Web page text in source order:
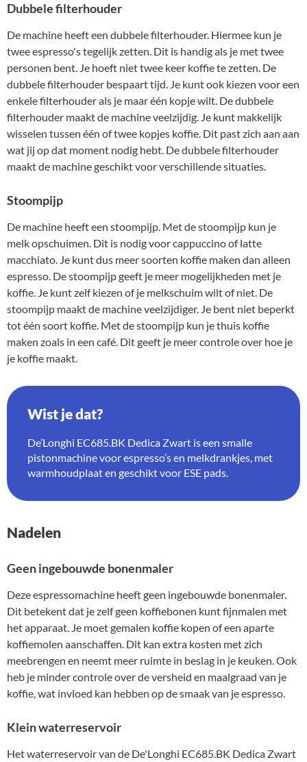
Dubbele filterhouder
De machine heeft een dubbele filterhouder. Hiermee kun je
twee espresso's tegelijk zetten. Dit is handig als je met twee
personen bent. Je hoeft niet twee keer koffie te zetten. De
dubbele filterhouder bespaart tijd. Je kunt ook kiezen voor een
enkele filterhouder als je maar één kopje wilt. De dubbele
filterhouder maakt de machine veelzijdig. Je kunt makkelijk
wisselen tussen één of twee kopjes koffie. Dit past zich aan aan
wat jij op dat moment nodig hebt. De dubbele filterhouder
maakt de machine geschikt voor verschillende situaties.
Stoompijp
De machine heeft een stoompijp. Met de stoompijp kun je
melk opschuimen. Dit is nodig voor cappuccino of latte
macchiato. Je kunt dus meer soorten koffie maken dan alleen
espresso. De stoompijp geeft je meer mogelijkheden met je
koffie. Je kunt zelf kiezen of je melkschuim wilt of niet. De
stoompijp maakt de machine veelzijdiger. Je bent niet beperkt
tot één soort koffie. Met de stoompijp kun je thuis koffie
maken zoals in een café. Dit geeft je meer controle over hoe je
je koffie maakt.
Wist je dat?
De’Longhi EC685.BK Dedica Zwart is een smalle
pistonmachine voor espresso’s en melkdrankjes, met
warmhoudplaat en geschikt voor ESE pads.
Nadelen
Geen ingebouwde bonenmaler
Deze espressomachine heeft geen ingebouwde bonenmaler.
Dit betekent dat je zelf geen koffiebonen kunt fijnmalen met
het apparaat. Je moet gemalen koffie kopen of een aparte
koffiemolen aanschaffen. Dit kan extra kosten met zich
meebrengen en neemt meer ruimte in beslag in je keuken. Ook
heb je minder controle over de versheid en maalgraad van je
koffie, wat invloed kan hebben op de smaak van je espresso.
Klein waterreservoir
Het waterreservoir van de De'Longhi EC685.BK Dedica Zwart